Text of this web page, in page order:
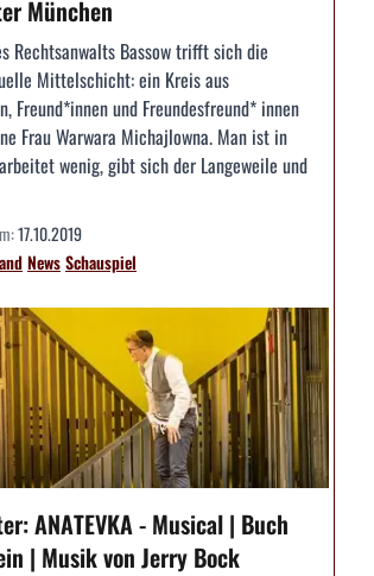
München
Rechtsanwalts Bassow trifft sich die
Mittelschicht: ein Kreis aus
Freund*innen und Freundesfreund* innen
Frau Warwara Michajlowna. Man ist in
wenig, gibt sich der Langeweile und
17.10.2019
NewsSchauspiel
ANATEVKA - Musical | Buch
| Musik von Jerry Bock